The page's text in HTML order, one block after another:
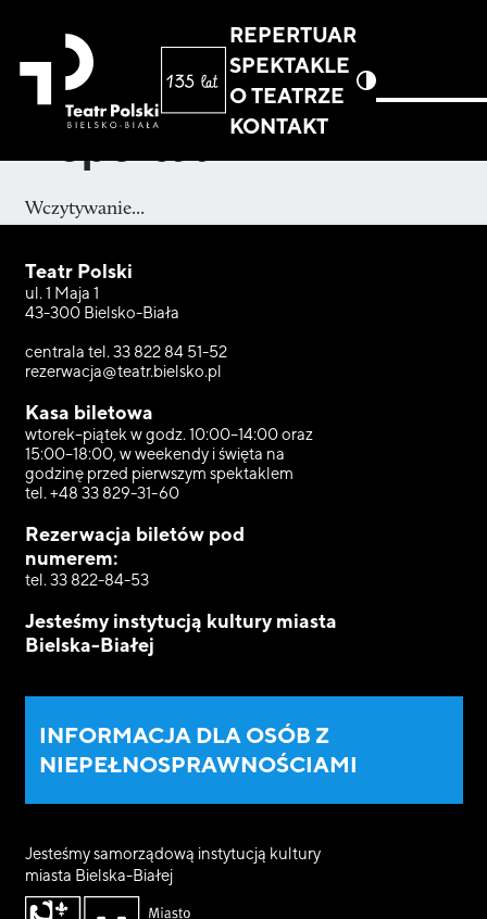
REPERTUAR
SPEKTAKLE
O TEATRZE
KONTAKT
Repertuar
Wczytywanie...
Teatr Polski
ul. 1 Maja 1
43-300 Bielsko-Biała
centrala tel. 33 822 84 51-52
rezerwacja@teatr.bielsko.pl
Kasa biletowa
wtorek–piątek w godz. 10:00–14:00 oraz
15:00–18:00, w weekendy i święta na
godzinę przed pierwszym spektaklem
tel. +48 33 829-31-60
Rezerwacja biletów pod
numerem:
tel. 33 822-84-53
Jesteśmy instytucją kultury miasta
Bielska-Białej
INFORMACJA DLA OSÓB Z
NIEPEŁNOSPRAWNOŚCIAMI
Jesteśmy samorządową instytucją kultury
miasta Bielska-Białej